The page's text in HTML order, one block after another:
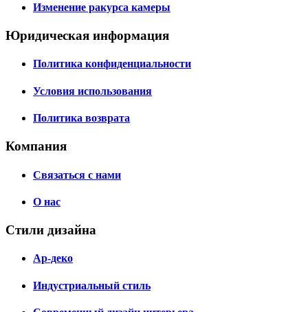
Изменение ракурса камеры
Юридическая информация
Политика конфиденциальности
Условия использования
Политика возврата
Компания
Связаться с нами
О нас
Стили дизайна
Ар-деко
Индустриальный стиль